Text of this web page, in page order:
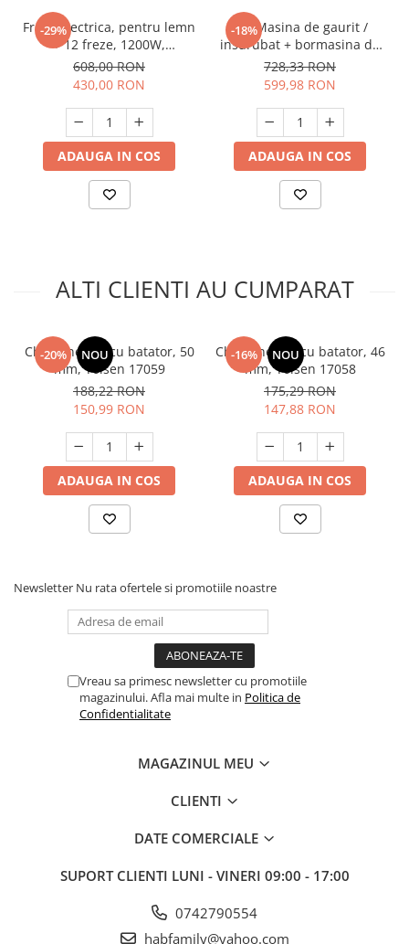
Sobe pe gaz & electrice
Suflante & Aspiratoare
Aspiratoare
Suflante Frunze
Unelte Gradinarit
Ventilatoare & Sisteme Racire
Aparate de aer conditionat
Incubatoare oua
-29%
Freza electrica, pentru lemn
+ 12 freze, 1200W,
26000Rpm, variator viteza,
Procraft POB1700
608,00 RON
430,00 RON
ADAUGA IN COS
-18%
Set Masina de gaurit /
insurubat + bormasina de
impact LI-ION 12V cu
geanta, Tolsen 79028
728,33 RON
599,98 RON
ADAUGA IN COS
ALTI CLIENTI AU CUMPARAT
-20% NOU
Cheie inelara cu batator, 50
mm, Tolsen 17059
188,22 RON
150,99 RON
ADAUGA IN COS
-16% NOU
Cheie inelara cu batator, 46
mm, Tolsen 17058
175,29 RON
147,88 RON
ADAUGA IN COS
Newsletter Nu rata ofertele si promotiile noastre
Vreau sa primesc newsletter cu promotiile
magazinului. Afla mai multe in Politica de
Confidentialitate
MAGAZINUL MEU
CLIENTI
DATE COMERCIALE
SUPORT CLIENTI LUNI - VINERI 09:00 - 17:00
0742790554
habfamily@yahoo.com